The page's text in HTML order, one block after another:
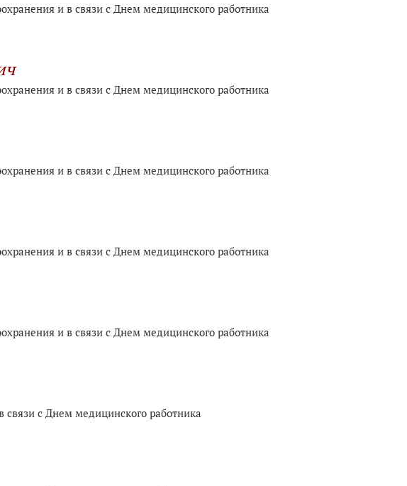
и в связи с Днем медицинского работника
и в связи с Днем медицинского работника
и в связи с Днем медицинского работника
и в связи с Днем медицинского работника
и в связи с Днем медицинского работника
связи с Днем медицинского работника